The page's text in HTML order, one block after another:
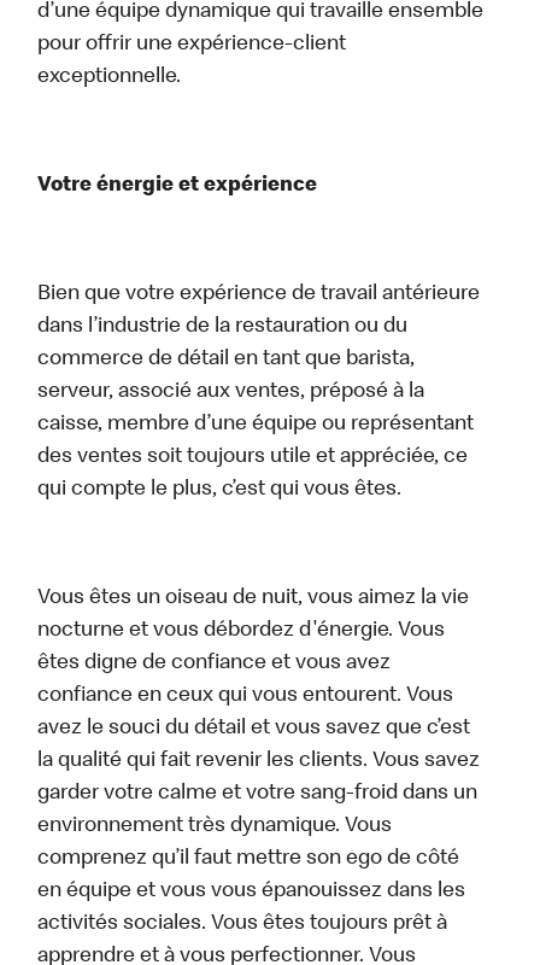
d’une équipe dynamique qui travaille ensemble
pour offrir une expérience-client
exceptionnelle.
Votre énergie et expérience
Bien que votre expérience de travail antérieure
dans l’industrie de la restauration ou du
commerce de détail en tant que barista,
serveur, associé aux ventes, préposé à la
caisse, membre d’une équipe ou représentant
des ventes soit toujours utile et appréciée, ce
qui compte le plus, c’est qui vous êtes.
Vous êtes un oiseau de nuit, vous aimez la vie
nocturne et vous débordez d'énergie. Vous
êtes digne de confiance et vous avez
confiance en ceux qui vous entourent. Vous
avez le souci du détail et vous savez que c’est
la qualité qui fait revenir les clients. Vous savez
garder votre calme et votre sang-froid dans un
environnement très dynamique. Vous
comprenez qu’il faut mettre son ego de côté
en équipe et vous vous épanouissez dans les
activités sociales. Vous êtes toujours prêt à
apprendre et à vous perfectionner. Vous